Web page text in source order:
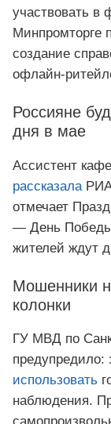
участвовать в
Минпромторге
создание
Россияне
дня в мае
Ассистент
рассказала
отмечает
— День
жителей ждут
Мошенники
колонки
ГУ МВД по
использовать
наблюдения.